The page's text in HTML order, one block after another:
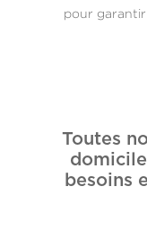
pour
Toutes
besoins